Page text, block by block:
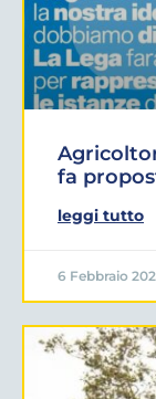
fa
leggi tutto
6 Febbraio